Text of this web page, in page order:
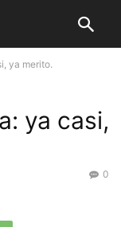
ya merito.
ya casi,
0